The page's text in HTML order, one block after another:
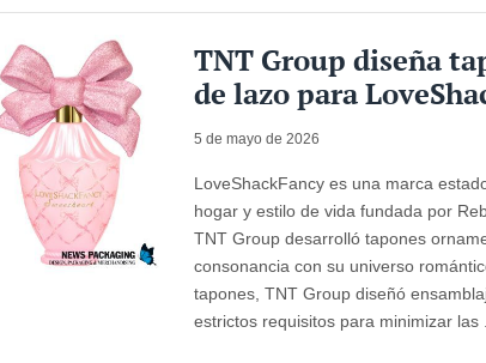
TNT Group diseña
de lazo para
5 de mayo de 2026
LoveShackFancy es una marca
hogar y estilo de vida fundada por
TNT Group desarrolló tapones
consonancia con su universo
tapones, TNT Group diseñó
estrictos requisitos para minimizar las